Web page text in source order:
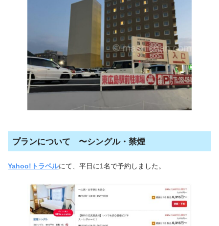
プランについて 〜シングル・禁煙
Yahoo!トラベルにて、平日に1名で予約しました。